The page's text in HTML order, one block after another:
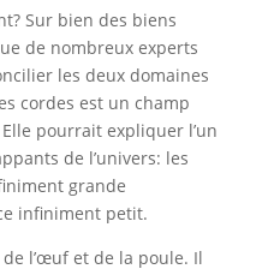
Sur bien des biens
de nombreux experts
les deux domaines
cordes est un champ
Elle pourrait expliquer l’un
de l’univers: les
grande
infiniment petit.
l’œuf et de la poule. Il